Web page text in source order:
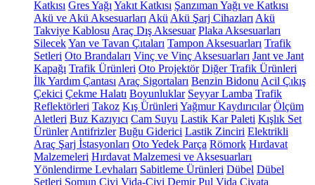
Katkısı Gres Yağı Yakıt Katkısı Şanzıman Yağı ve Katkısı
Akü ve Akü Aksesuarları Akü Akü Şarj Cihazları Akü
Takviye Kablosu Araç Dış Aksesuar Plaka Aksesuarları
SilecekYan ve Tavan Çıtaları Tampon Aksesuarları Trafik
Setleri Oto Brandaları Vinç ve Vinç Aksesuarları Jant ve Jant
Kapağı Trafik Ürünleri Oto Projektör Diğer Trafik Ürünleri
İlk Yardım Çantası Araç Sigortaları Benzin Bidonu Acil Çıkış
Çekici Çekme Halatı Boyunluklar Seyyar Lamba Trafik
Reflektörleri Takoz Kış Ürünleri Yağmur Kaydırıcılar Ölçüm
Aletleri Buz Kazıyıcı Cam Suyu Lastik Kar Paleti Kışlık Set
Ürünler Antifrizler Buğu Giderici Lastik Zinciri Elektrikli
Araç Şarj İstasyonları Oto Yedek Parça Römork Hırdavat
Malzemeleri Hırdavat Malzemesi ve Aksesuarları
Yönlendirme Levhaları Sabitleme Ürünleri Dübel Dübel
Setleri Somun Çivi Vida-Çivi Demir Pul Vida Civata